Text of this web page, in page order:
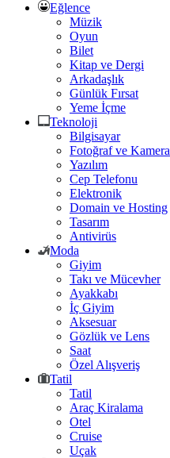
Eğlence
Müzik
Oyun
Bilet
Kitap ve Dergi
Arkadaşlık
Günlük Fırsat
Yeme İçme
Teknoloji
Bilgisayar
Fotoğraf ve Kamera
Yazılım
Cep Telefonu
Elektronik
Domain ve Hosting
Tasarım
Antivirüs
Moda
Giyim
Takı ve Mücevher
Ayakkabı
İç Giyim
Aksesuar
Gözlük ve Lens
Saat
Özel Alışveriş
Tatil
Tatil
Araç Kiralama
Otel
Cruise
Uçak